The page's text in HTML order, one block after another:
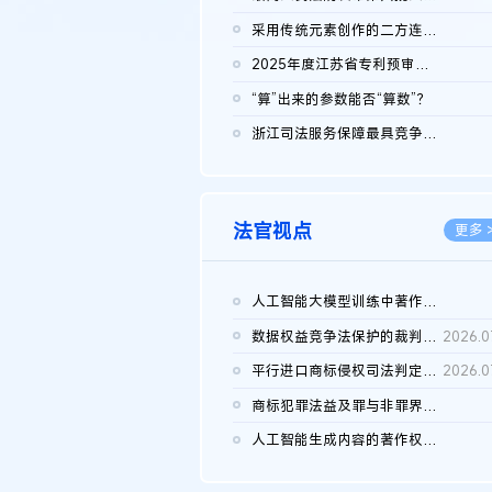
采用传统元素创作的二方连续装饰图案作品的独创性及侵权对比认定
2025年度江苏省专利预审典型案例
“算”出来的参数能否“算数”？
浙江司法服务保障最具竞争力营商环境建设典型案例（第二批）含侵...
法官视点 更多
人工智能大模型训练中著作权的合理使用
数据权益竞争法保护的裁判路径构建
平行进口商标侵权司法判定规则的困境与纾解
商标犯罪法益及罪与非罪界限研究
人工智能生成内容的著作权司法认定：演进逻辑、现实困境与规则建...